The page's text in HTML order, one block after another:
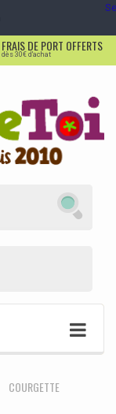
FRAIS DE PORT OFFERTS
dès 30€ d'achat
COURGETTE